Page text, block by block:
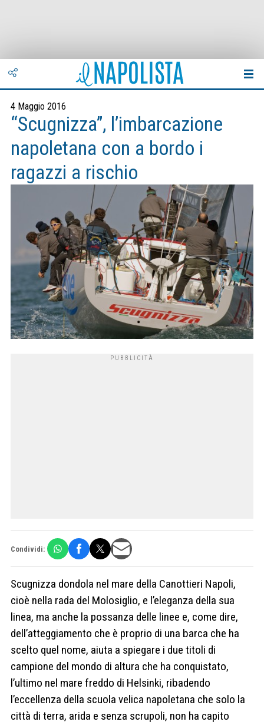
4 Maggio 2016
“Scugnizza”, l’imbarcazione
napoletana con a bordo i
ragazzi a rischio
Condividi:
Scugnizza dondola nel mare della Canottieri Napoli,
cioè nella rada del Molosiglio, e l’eleganza della sua
linea, ma anche la possanza delle linee e, come dire,
dell’atteggiamento che è proprio di una barca che ha
scelto quel nome, aiuta a spiegare i due titoli di
campione del mondo di altura che ha conquistato,
l’ultimo nel mare freddo di Helsinki, ribadendo
l’eccellenza della scuola velica napoletana che solo la
città di terra, arida e senza scrupoli, non ha capito